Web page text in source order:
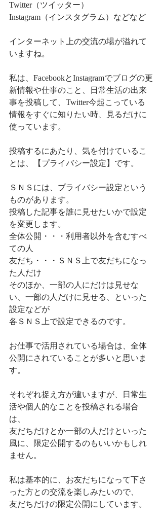
Twitter（ツイッター）
Instagram（インスタグラム）などなど
インターネット上の交流の場が溢れて
いますね。
私は、FacebookとInstagramでブログの更
新情報や仕事のこと、日常生活の出来
事を投稿して、Twitter今起こっている
情報をすぐに知りたい時、見るだけに
使っています。
投稿するにあたり、気を付けているこ
とは、【プライバシー設定】です。
ＳＮＳには、プライバシー設定という
ものがあります。
投稿した記事を誰に見せたいかで設定
を変更します。
全体公開・・・利用者以外を含むすべ
ての人
友だち・・・ＳＮＳ上で友だちになっ
た人だけ
そのほか、一部の人にだけは見せな
い、一部の人だけに見せる、といった
設定などが
各ＳＮＳ上で設定できるのです。
お仕事で活用されている場合は、全体
公開にされていることが多いと思いま
す。
それぞれ捉え方が違いますが、日常生
活や個人的なことを投稿される場合
は、
友だちだけとか一部の人だけといった
風に、限定公開するのもいいかもしれ
ません。
私は基本的に、お友だちになって下さ
った方との交流を楽しみたいので、
友だちだけの限定公開にしています。